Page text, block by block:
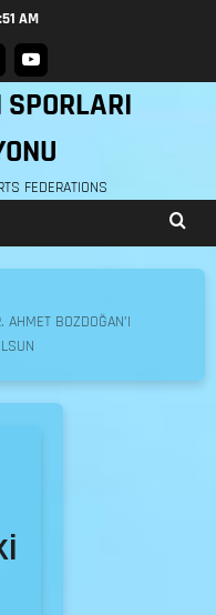
AM
FEDERATIONS
BOZDOĞAN’I